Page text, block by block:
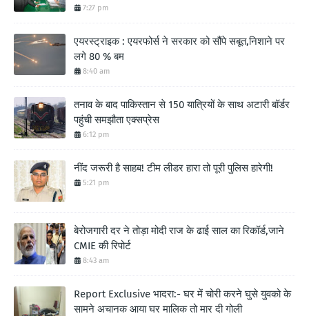
7:27 pm
एयरस्ट्राइक : एयरफोर्स ने सरकार को सौंपे सबूत,निशाने पर
लगे 80 % बम
8:40 am
तनाव के बाद पाकिस्तान से 150 यात्रियों के साथ अटारी बॉर्डर
पहुंची समझौता एक्सप्रेस
6:12 pm
नींद जरूरी है साहब! टीम लीडर हारा तो पूरी पुलिस हारेगी!
5:21 pm
बेरोजगारी दर ने तोड़ा मोदी राज के ढाई साल का रिकॉर्ड,जाने
CMIE की रिपोर्ट
8:43 am
Report Exclusive भादरा:- घर में चोरी करने घुसे युवको के
सामने अचानक आया घर मालिक तो मार दी गोली